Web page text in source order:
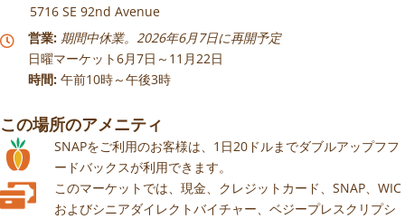
5716 SE 92nd Avenue
営業: 期間中休業。2026年6月7日に再開予定
日曜マーケット6月7日～11月22日
時間: 午前10時～午後3時
この場所のアメニティ
SNAPをご利用のお客様は、1日20ドルまでダブルアップフフ
ードバックスが利用できます。
このマーケットでは、現金、クレジットカード、SNAP、WIC
およびシニアダイレクトバイチャー、ベジープレスクリプシ